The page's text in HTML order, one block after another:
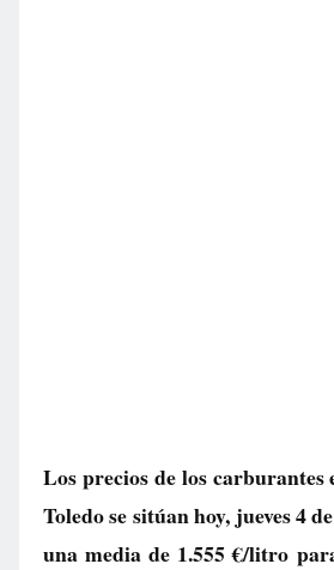
Los precios de los
Toledo se sitúan hoy, jueves 4
una media de 1.555 €/litro